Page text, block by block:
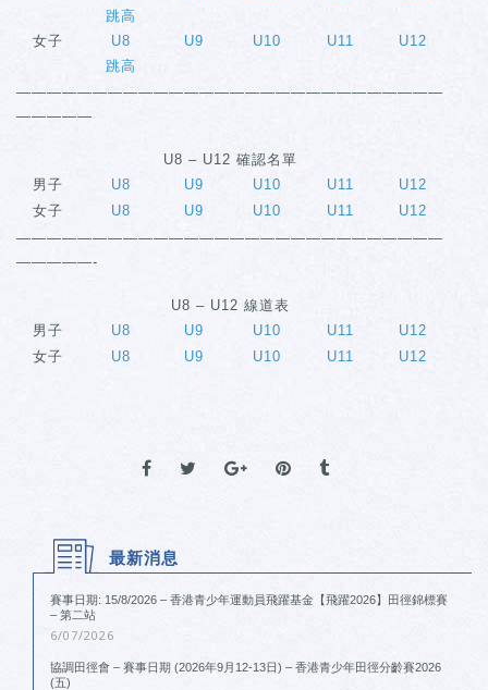
跳高
女子
U8 U9 U10 U11
U12
跳高
————————————————————————————
—————
U8 – U12 確認名單
男子
U8 U9 U10 U11
U12
女子
U8 U9 U10 U11
U12
————————————————————————————
—————-
U8 – U12 線道表
男子
U8 U9 U10 U11
U12
女子
U8 U9 U10 U11 U12
最新消息
賽事日期: 15/8/2026 – 香港青少年運動員飛躍基金【飛躍2026】田徑錦標賽
– 第二站
6/07/2026
協調田徑會 – 賽事日期 (2026年9月12-13日) – 香港青少年田徑分齡賽2026
(五)